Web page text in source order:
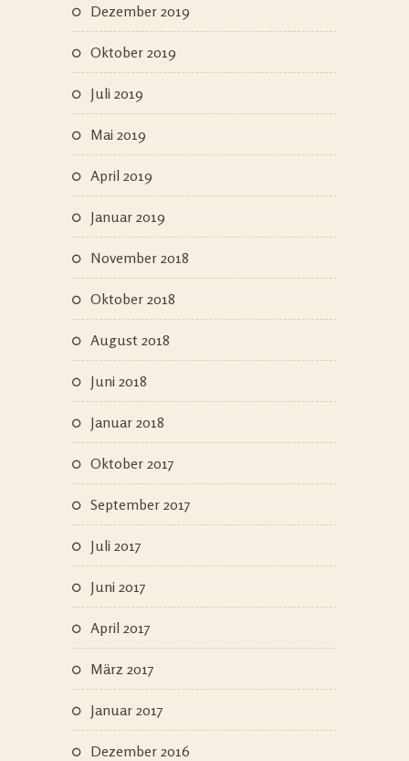
Dezember 2019
Oktober 2019
Juli 2019
Mai 2019
April 2019
Januar 2019
November 2018
Oktober 2018
August 2018
Juni 2018
Januar 2018
Oktober 2017
September 2017
Juli 2017
Juni 2017
April 2017
März 2017
Januar 2017
Dezember 2016